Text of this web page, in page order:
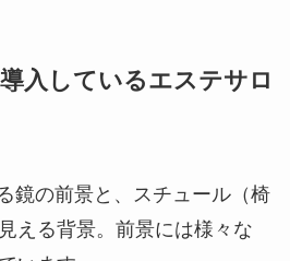
入しているエステサロ